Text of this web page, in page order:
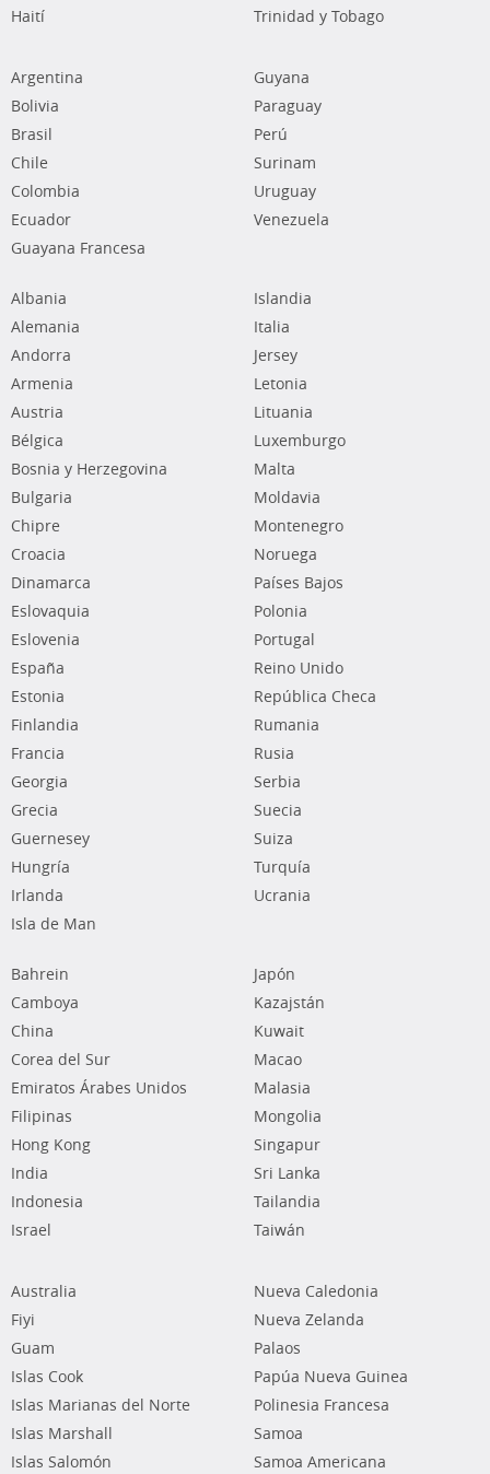
Haití
Trinidad y Tobago
Argentina
Bolivia
Brasil
Chile
Colombia
Ecuador
Guayana Francesa
Guyana
Paraguay
Perú
Surinam
Uruguay
Venezuela
Albania
Alemania
Andorra
Armenia
Austria
Bélgica
Bosnia y Herzegovina
Bulgaria
Chipre
Croacia
Dinamarca
Eslovaquia
Eslovenia
España
Estonia
Finlandia
Francia
Georgia
Grecia
Guernesey
Hungría
Irlanda
Isla de Man
Islandia
Italia
Jersey
Letonia
Lituania
Luxemburgo
Malta
Moldavia
Montenegro
Noruega
Países Bajos
Polonia
Portugal
Reino Unido
República Checa
Rumania
Rusia
Serbia
Suecia
Suiza
Turquía
Ucrania
Bahrein
Camboya
China
Corea del Sur
Emiratos Árabes Unidos
Filipinas
Hong Kong
India
Indonesia
Israel
Japón
Kazajstán
Kuwait
Macao
Malasia
Mongolia
Singapur
Sri Lanka
Tailandia
Taiwán
Australia
Fiyi
Guam
Islas Cook
Islas Marianas del Norte
Islas Marshall
Islas Salomón
Nueva Caledonia
Nueva Zelanda
Palaos
Papúa Nueva Guinea
Polinesia Francesa
Samoa
Samoa Americana